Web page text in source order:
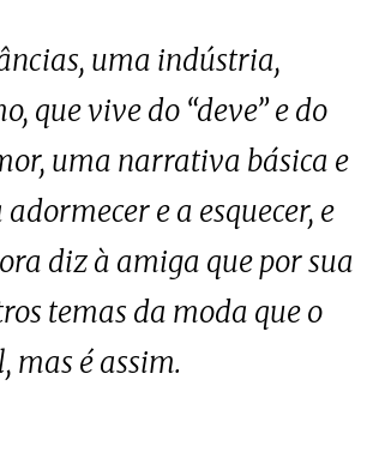
uma indústria,
que vive do “deve” e do
uma narrativa básica e
e a esquecer, e
diz à amiga que por sua
temas da moda que o
mas é assim.